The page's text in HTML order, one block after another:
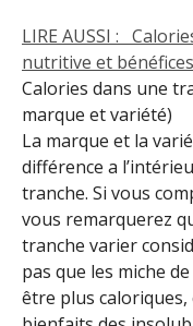
LIRE AUSSI :
nutritive et
Calories dans une
marque et variété)
La marque et la
différence a
tranche. Si vous
vous remarquerez
tranche varier
pas que les miche
être plus